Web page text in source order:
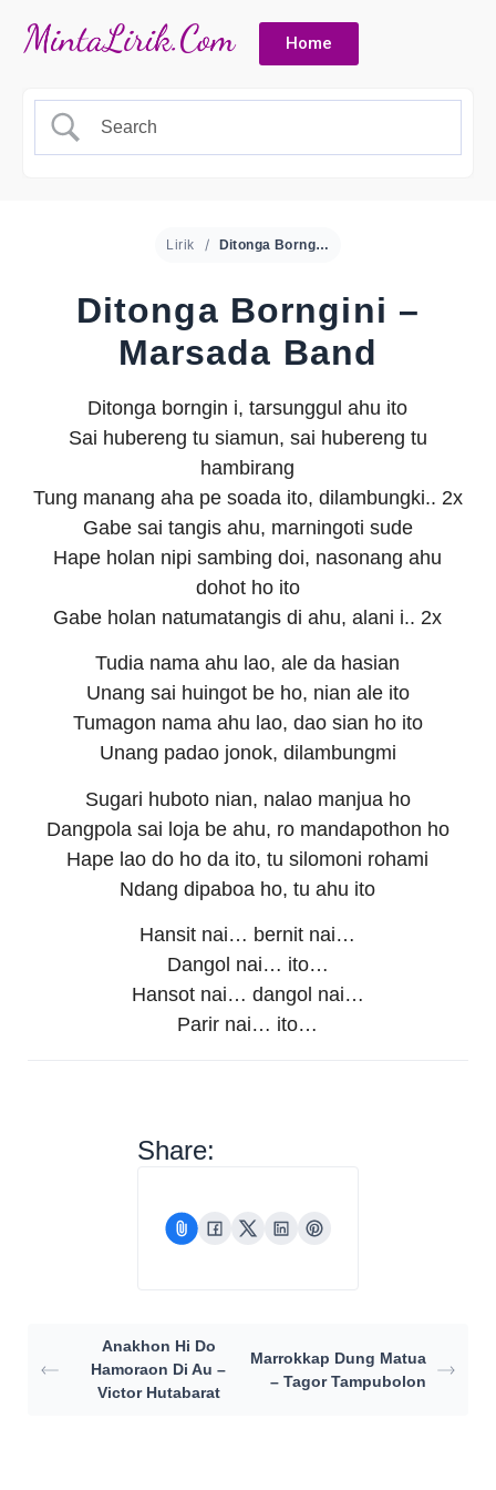
Home
Lirik Ditonga Borngini – Marsada Band
Ditonga Borngini –
Marsada Band
Ditonga borngin i, tarsunggul ahu ito
Sai hubereng tu siamun, sai hubereng tu
hambirang
Tung manang aha pe soada ito, dilambungki.. 2x
Gabe sai tangis ahu, marningoti sude
Hape holan nipi sambing doi, nasonang ahu
dohot ho ito
Gabe holan natumatangis di ahu, alani i.. 2x
Tudia nama ahu lao, ale da hasian
Unang sai huingot be ho, nian ale ito
Tumagon nama ahu lao, dao sian ho ito
Unang padao jonok, dilambungmi
Sugari huboto nian, nalao manjua ho
Dangpola sai loja be ahu, ro mandapothon ho
Hape lao do ho da ito, tu silomoni rohami
Ndang dipaboa ho, tu ahu ito
Hansit nai… bernit nai…
Dangol nai… ito…
Hansot nai… dangol nai…
Parir nai… ito…
Share:
Anakhon Hi Do
Hamoraon Di Au –
Victor Hutabarat
Marrokkap Dung Matua
– Tagor Tampubolon